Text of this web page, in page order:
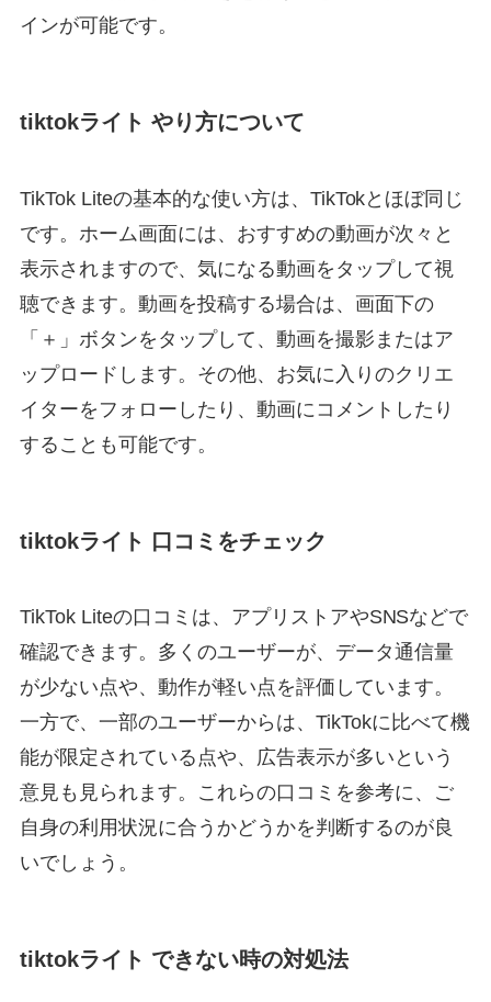
インが可能です。
tiktokライト やり方について
TikTok Liteの基本的な使い方は、TikTokとほぼ同じ
です。ホーム画面には、おすすめの動画が次々と
表示されますので、気になる動画をタップして視
聴できます。動画を投稿する場合は、画面下の
「＋」ボタンをタップして、動画を撮影またはア
ップロードします。その他、お気に入りのクリエ
イターをフォローしたり、動画にコメントしたり
することも可能です。
tiktokライト 口コミをチェック
TikTok Liteの口コミは、アプリストアやSNSなどで
確認できます。多くのユーザーが、データ通信量
が少ない点や、動作が軽い点を評価しています。
一方で、一部のユーザーからは、TikTokに比べて機
能が限定されている点や、広告表示が多いという
意見も見られます。これらの口コミを参考に、ご
自身の利用状況に合うかどうかを判断するのが良
いでしょう。
tiktokライト できない時の対処法